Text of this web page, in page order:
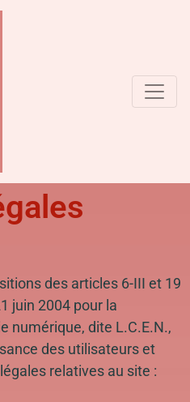
des articles 6-III et 19
juin 2004 pour la
numérique, dite L.C.E.N.,
des utilisateurs et
relatives au site :